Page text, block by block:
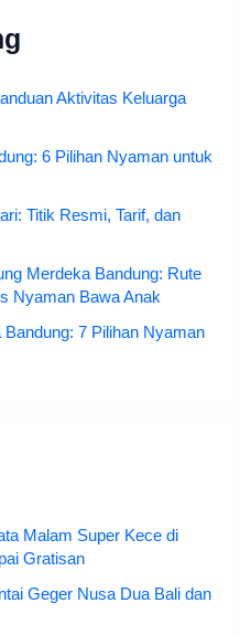
Aktivitas Keluarga
6 Pilihan Nyaman untuk
Titik Resmi, Tarif, dan
Merdeka Bandung: Rute
Nyaman Bawa Anak
7 Pilihan Nyaman
Malam Super Kece di
Gratisan
Geger Nusa Dua Bali dan